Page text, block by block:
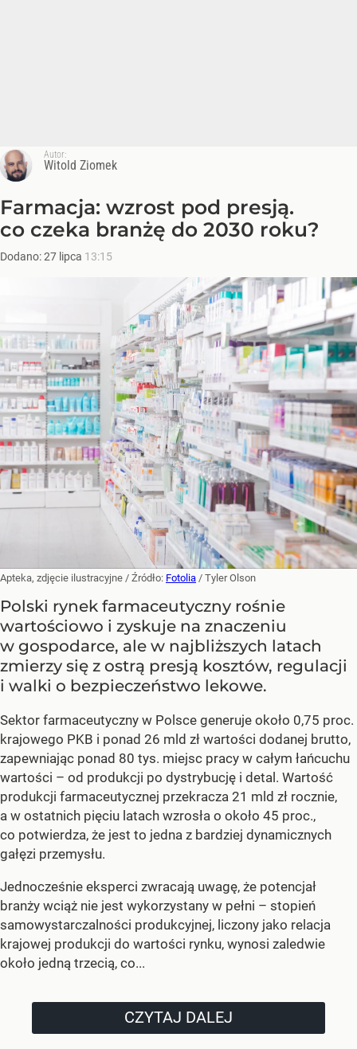
Autor:
Witold Ziomek
Farmacja: wzrost pod presją.
co czeka branżę do 2030 roku?
Dodano:27 lipca 13:15
Apteka, zdjęcie ilustracyjne / Źródło: Fotolia / Tyler Olson
Polski rynek farmaceutyczny rośnie
wartościowo i zyskuje na znaczeniu
w gospodarce, ale w najbliższych latach
zmierzy się z ostrą presją kosztów, regulacji
i walki o bezpieczeństwo lekowe.
Sektor farmaceutyczny w Polsce generuje około 0,75 proc.
krajowego PKB i ponad 26 mld zł wartości dodanej brutto,
zapewniając ponad 80 tys. miejsc pracy w całym łańcuchu
wartości – od produkcji po dystrybucję i detal. Wartość
produkcji farmaceutycznej przekracza 21 mld zł rocznie,
a w ostatnich pięciu latach wzrosła o około 45 proc.,
co potwierdza, że jest to jedna z bardziej dynamicznych
gałęzi przemysłu.
Jednocześnie eksperci zwracają uwagę, że potencjał
branży wciąż nie jest wykorzystany w pełni – stopień
samowystarczalności produkcyjnej, liczony jako relacja
krajowej produkcji do wartości rynku, wynosi zaledwie
około jedną trzecią, co...
CZYTAJ DALEJ